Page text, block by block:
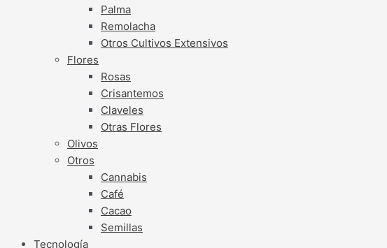
Palma
Remolacha
Otros Cultivos Extensivos
Flores
Rosas
Crisantemos
Claveles
Otras Flores
Olivos
Otros
Cannabis
Café
Cacao
Semillas
Tecnología